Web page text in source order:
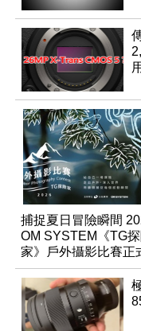
捕捉夏日冒險瞬間
OM SYSTEM《TG
家》戶外攝影比賽正
動